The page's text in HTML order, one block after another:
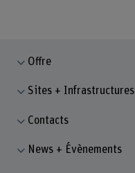
Offre
Sites + Infrastructures
Contacts
News + Évènements